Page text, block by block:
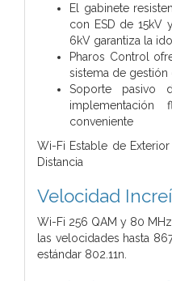
El gabinete
con ESD de 15kV
6kV garantiza la
Pharos Control
sistema de
Soporte pasivo
conveniente
Wi-Fi Estable de
Distancia
Velocidad
Wi-Fi 256 QAM y 80
las velocidades hasta
estándar 802.11n.